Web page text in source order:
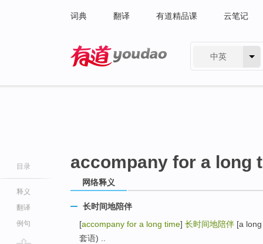
词典 翻译 有道精品课 云笔记
中英
目录
释义
翻译
例句
accompany for a long
网络释义
长时间地陪伴
[accompany for a long time] 长时间地陪伴 [a
套语) ..